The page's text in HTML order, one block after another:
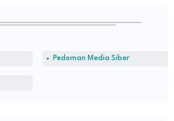
Pedoman Media Siber